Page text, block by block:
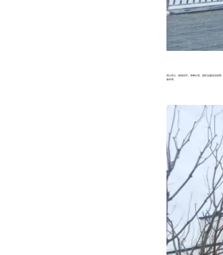
用心培土，静候花开。朱峰介绍，园区边建设边招商
签约率。